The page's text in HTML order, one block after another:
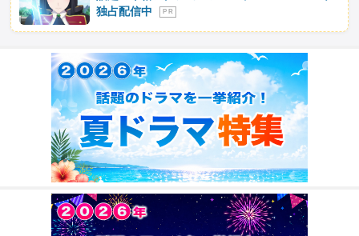
独占配信中
P R